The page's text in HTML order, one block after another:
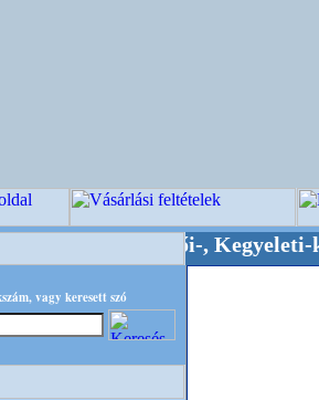
vagy keresett szó
Esküvői-, Kegyeleti-